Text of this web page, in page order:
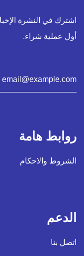
أول عملية شراء.
روابط هامة
الشروط والاحكام
الدعم
اتصل بنا